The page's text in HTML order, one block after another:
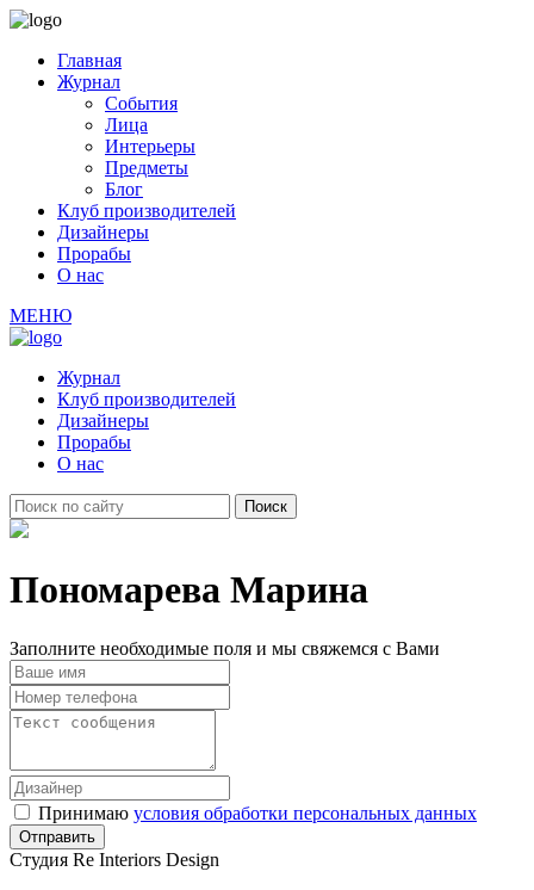
Главная
Журнал
События
Лица
Интерьеры
Предметы
Блог
Клуб производителей
Дизайнеры
Прорабы
О нас
МЕНЮ
Журнал
Клуб производителей
Дизайнеры
Прорабы
О нас
Пономарева Марина
Заполните необходимые поля и мы свяжемся с Вами
Принимаю условия обработки персональных данных
Cтудия Re Interiors Design